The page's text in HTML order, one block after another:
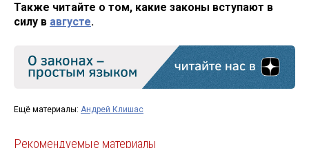
Также читайте о том, какие законы вступают в
силу в августе.
Ещё материалы: Андрей Клишас
Рекомендуемые материалы